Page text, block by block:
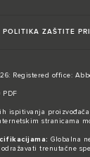
POLITIKA ZAŠTITE
Registered office:
PDF
ispitivanja
stranicama
Globalna
trenutačne